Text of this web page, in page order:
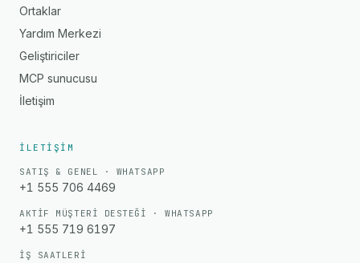
Ortaklar
Yardım Merkezi
Geliştiriciler
MCP sunucusu
İletişim
İLETIŞIM
SATIŞ & GENEL · WHATSAPP
+1 555 706 4469
AKTIF MÜŞTERI DESTEĞI · WHATSAPP
+1 555 719 6197
İŞ SAATLERI